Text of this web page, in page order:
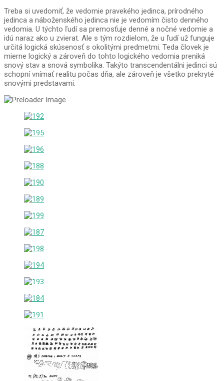
Treba si uvedomiť, že vedomie pravekého jedinca, prírodného
jedinca a náboženského jedinca nie je vedomím čisto denného
vedomia. U týchto ľudí sa premosťuje denné a nočné vedomie a
idú naraz ako u zvierat. Ale s tým rozdielom, že u ľudí už funguje
určitá logická skúsenosť s okolitými predmetmi. Teda človek je
mierne logický a zároveň do tohto logického vedomia preniká
snový stav a snová symbolika. Takýto transcendentálni jedinci sú
schopní vnímať realitu počas dňa, ale zároveň je všetko prekryté
snovými predstavami.